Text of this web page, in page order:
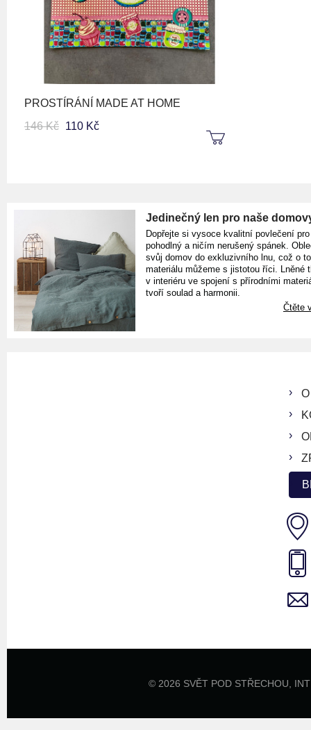
PROSTÍRÁNÍ MADE AT HOME
146 Kč 110 Kč
Jedinečný len pro naše
Dopřejte si vysoce kvalitní povlečení pro
pohodlný a ničím nerušený spánek.
svůj domov do exkluzivního lnu, což o
materiálu můžeme s jistotou říci. Lněné
v interiéru ve spojení s přírodními
tvoří soulad a harmonii.
Čtěte
© 2026 SVĚT POD STŘECHOU,